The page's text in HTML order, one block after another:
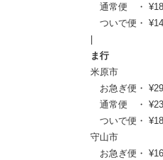
通常便 ・
ついで便・
ま行
米原市
お急ぎ便・
通常便 ・
ついで便・
守山市
お急ぎ便・